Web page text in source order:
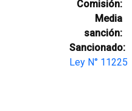
Comisión:
Media
sanción:
Sancionado:
Ley N° 11225